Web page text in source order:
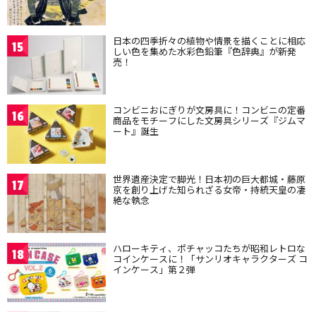
15 日本の四季折々の植物や情景を描くことに相応
しい色を集めた水彩色鉛筆『色辞典』が新発
売！
16 コンビニおにぎりが文房具に！コンビニの定番
商品をモチーフにした文房具シリーズ『ジムマ
ート』誕生
17 世界遺産決定で脚光！日本初の巨大都城・藤原
京を創り上げた知られざる女帝・持統天皇の凄
絶な執念
18 ハローキティ、ポチャッコたちが昭和レトロな
コインケースに！「サンリオキャラクターズ コ
インケース」第２弾